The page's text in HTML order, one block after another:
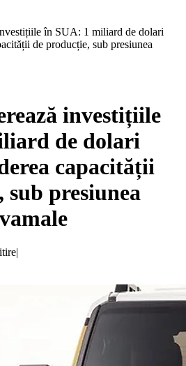
în SUA: 1 miliard de dolari
de producție, sub presiunea
investițiile
de dolari
capacității
sub presiunea
|